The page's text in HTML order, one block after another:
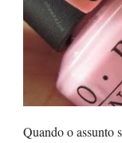
Quando o assunto